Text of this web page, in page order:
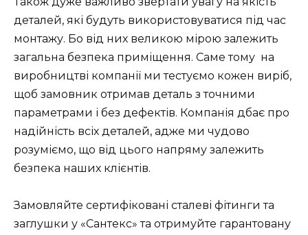
деталей, які будуть використовуватися під час
монтажу. Бо від них великою мірою залежить
загальна безпека приміщення. Саме тому на
виробництві компанії ми тестуємо кожен виріб,
щоб замовник отримав деталь з точними
параметрами і без дефектів. Компанія дбає про
надійність всіх деталей, адже ми чудово
розуміємо, що від цього напряму залежить
безпека наших клієнтів.
Замовляйте сертифіковані сталеві фітинги та
заглушки у «Сантекс» та отримуйте гарантовану